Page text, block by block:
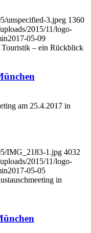
unspecified-3.jpeg 1360
2015/11/logo-
2017-05-09
– ein Rückblick
am 25.4.2017 in
IMG_2183-1.jpg 4032
2015/11/logo-
2017-05-05
in